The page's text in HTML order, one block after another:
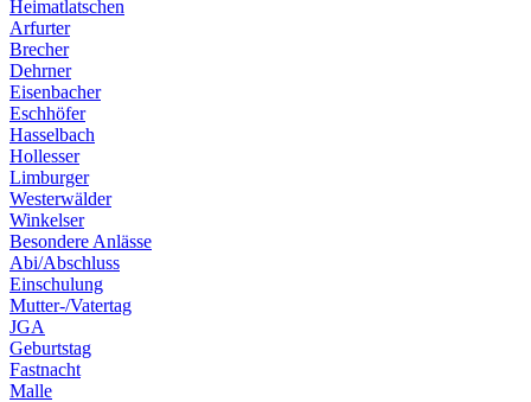
Heimatlatschen
Arfurter
Brecher
Dehrner
Eisenbacher
Eschhöfer
Hasselbach
Hollesser
Limburger
Westerwälder
Winkelser
Besondere Anlässe
Abi/Abschluss
Einschulung
Mutter-/Vatertag
JGA
Geburtstag
Fastnacht
Malle